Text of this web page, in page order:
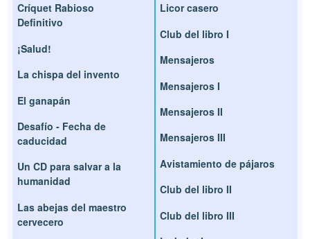
Críquet Rabioso
Definitivo
¡Salud!
La chispa del invento
El ganapán
Desafío - Fecha de
caducidad
Un CD para salvar a la
humanidad
Las abejas del maestro
cervecero
Licor casero
Club del libro I
Mensajeros
Mensajeros I
Mensajeros II
Mensajeros III
Avistamiento de pájaros
Club del libro II
Club del libro III